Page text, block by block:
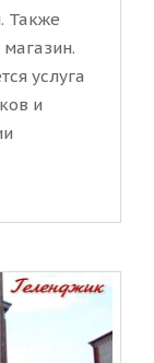
Также
услуга
и